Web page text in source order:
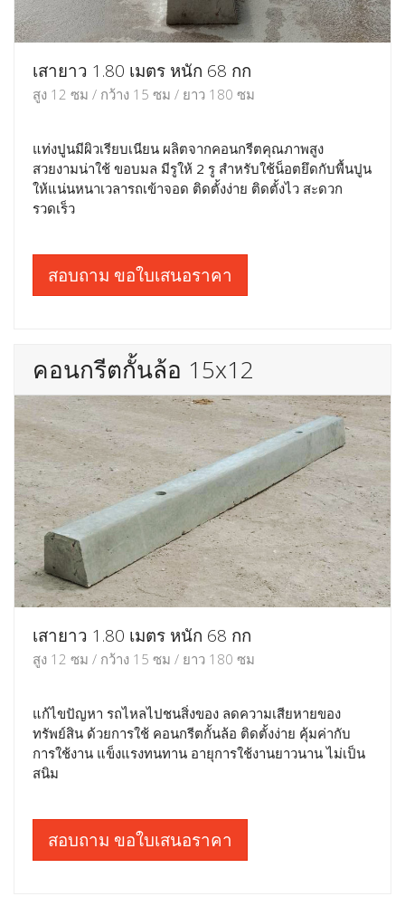
เสายาว 1.80 เมตร หนัก 68 กก
สูง 12 ซม / กว้าง 15 ซม / ยาว 180 ซม
แท่งปูนมีผิวเรียบเนียน ผลิตจากคอนกรีตคุณภาพสูง
สวยงามน่าใช้ ขอบมล มีรูให้ 2 รู สำหรับใช้น็อตยึดกับพื้นปูน
ให้แน่นหนาเวลารถเข้าจอด ติดตั้งง่าย ติดตั้งไว สะดวก
รวดเร็ว
สอบถาม ขอใบเสนอราคา
คอนกรีตกั้นล้อ 15x12
เสายาว 1.80 เมตร หนัก 68 กก
สูง 12 ซม / กว้าง 15 ซม / ยาว 180 ซม
แก้ไขปัญหา รถไหลไปชนสิ่งของ ลดความเสียหายของ
ทรัพย์สิน ด้วยการใช้ คอนกรีตกั้นล้อ ติดตั้งง่าย คุ้มค่ากับ
การใช้งาน แข็งแรงทนทาน อายุการใช้งานยาวนาน ไม่เป็น
สนิม
สอบถาม ขอใบเสนอราคา